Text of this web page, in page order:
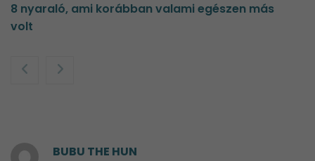
8 nyaraló, ami korábban valami egészen más
volt
BUBU THE HUN